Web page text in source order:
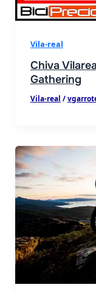
Vila-real
Chiva
Gathering
Vila-real /